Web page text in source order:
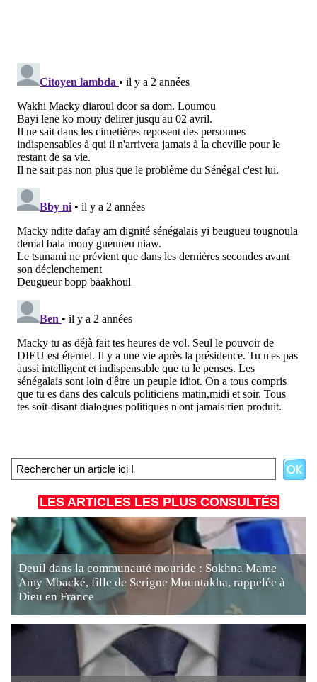
LES ARTICLES LES PLUS CONSULTÉS
Deuil dans la communauté mouride : Sokhna Mame
Amy Mbacké, fille de Serigne Mountakha, rappelée à
Dieu en France